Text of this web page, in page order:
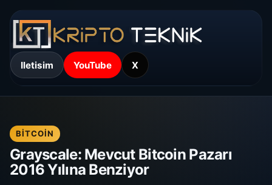
Iletisim YouTube X
BITCOIN
Grayscale: Mevcut Bitcoin Pazarı
2016 Yılına Benziyor